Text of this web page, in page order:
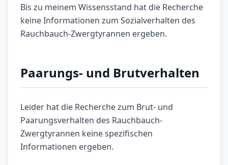
Bis zu meinem Wissensstand hat die Recherche
keine Informationen zum Sozialverhalten des
Rauchbauch-Zwergtyrannen ergeben.
Paarungs- und Brutverhalten
Leider hat die Recherche zum Brut- und
Paarungsverhalten des Rauchbauch-
Zwergtyrannen keine spezifischen
Informationen ergeben.